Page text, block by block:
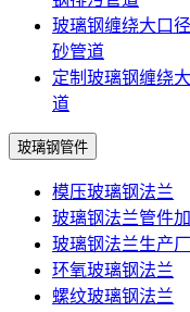
玻璃钢缠绕大口
砂管道
定制玻璃钢缠绕
道
玻璃钢管件
模压玻璃钢法兰
玻璃钢法兰管件
玻璃钢法兰生产
环氧玻璃钢法兰
螺纹玻璃钢法兰